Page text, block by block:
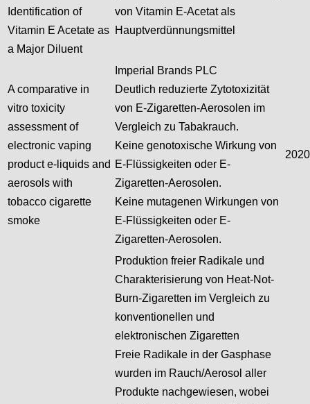
Identification of
Vitamin E Acetate as
a Major Diluent
von Vitamin E-Acetat als
Hauptverdünnungsmittel
A comparative in
vitro toxicity
assessment of
electronic vaping
product e-liquids and
aerosols with
tobacco cigarette
smoke
Imperial Brands PLC
Deutlich reduzierte Zytotoxizität
von E-Zigaretten-Aerosolen im
Vergleich zu Tabakrauch.
Keine genotoxische Wirkung von
E-Flüssigkeiten oder E-
Zigaretten-Aerosolen.
Keine mutagenen Wirkungen von
E-Flüssigkeiten oder E-
Zigaretten-Aerosolen.
2020
Produktion freier Radikale und
Charakterisierung von Heat-Not-
Burn-Zigaretten im Vergleich zu
konventionellen und
elektronischen Zigaretten
Freie Radikale in der Gasphase
wurden im Rauch/Aerosol aller
Produkte nachgewiesen, wobei